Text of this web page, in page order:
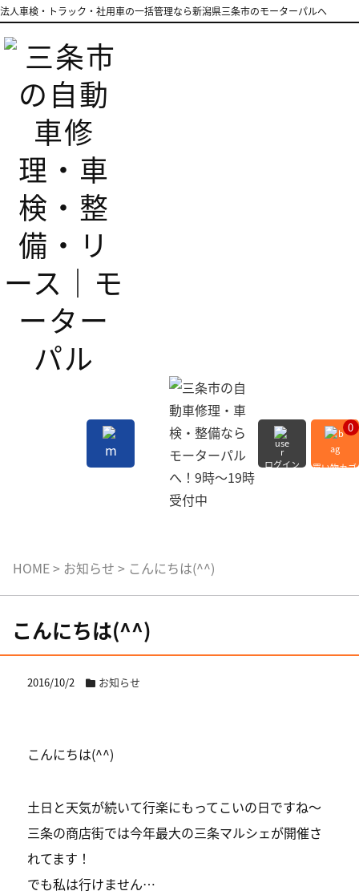
法人車検・トラック・社用車の一括管理なら新潟県三条市のモーターパルへ
ログイン
0
買い物カゴ
HOME> お知らせ > こんにちは(^^)
こんにちは(^^)
2016/10/2 お知らせ
こんにちは(^^)
土日と天気が続いて行楽にもってこいの日ですね〜
三条の商店街では今年最大の三条マルシェが開催さ
れてます！
でも私は行けません…